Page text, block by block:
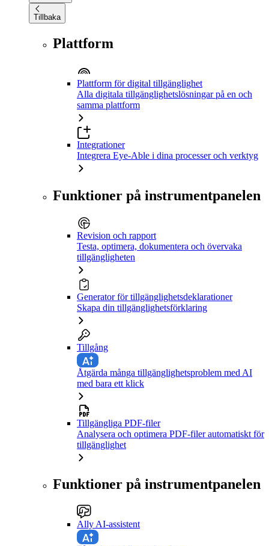
Tillbaka
Plattform
Plattform för digital tillgänglighet
Alla digitala tillgänglighetslösningar på en och
samma plattform
Integrationer
Integrera Eye-Able i dina processer och verktyg
Funktioner på instrumentpanelen
Revision och rapport
Testa, optimera, dokumentera och övervaka
tillgängligheten
Generator för tillgänglighetsdeklarationer
Skapa din tillgänglighetsförklaring
Tillgång
Åtgärda många tillgänglighetsproblem med AI
med bara ett klick
Tillgängliga PDF-filer
Analysera och optimera PDF-filer automatiskt för
tillgänglighet
Funktioner på instrumentpanelen
Ally AI-assistent